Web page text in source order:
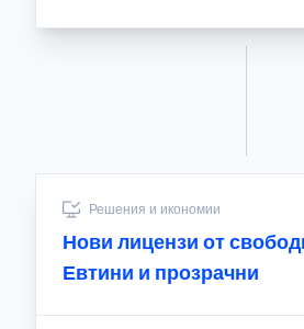
Решения и икономии
Нови лицензи от
Евтини и прозрачни